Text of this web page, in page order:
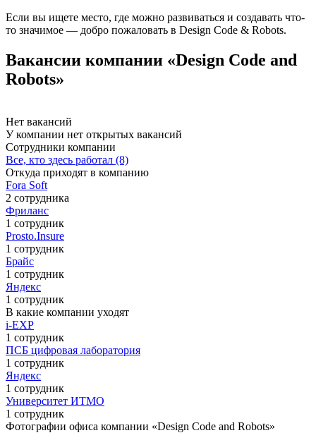
Если вы ищете место, где можно развиваться и создавать что-
то значимое — добро пожаловать в Design Code & Robots.
Вакансии компании «Design Code and
Robots»
Нет вакансий
У компании нет открытых вакансий
Сотрудники компании
Все, кто здесь работал (8)
Откуда приходят в компанию
Fora Soft
2 сотрудника
Фриланс
1 сотрудник
Prosto.Insure
1 сотрудник
Брайс
1 сотрудник
Яндекс
1 сотрудник
В какие компании уходят
i-EXP
1 сотрудник
ПСБ цифровая лаборатория
1 сотрудник
Яндекс
1 сотрудник
Университет ИТМО
1 сотрудник
Фотографии офиса компании «Design Code and Robots»